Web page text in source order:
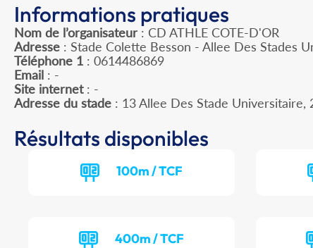
Informations pratiques
Nom de l’organisateur : CD ATHLE COTE-D'OR
Adresse : Stade Colette Besson - Allee Des Stades
Téléphone 1 : 0614486869
Email : -
Site internet: -
Adresse du stade : 13 Allee Des Stade Universitaire,
Résultats disponibles
100m / TCF
400m / TCF